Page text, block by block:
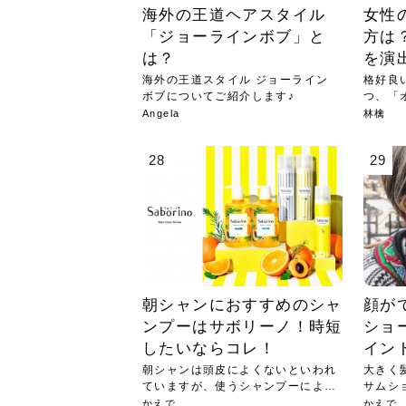
海外の王道ヘアスタイル
「ジョーラインボブ」と
は？
海外の王道スタイル ジョーライン
ボブについてご紹介します♪
Angela
女性
方は
を演
格好良
つ、「
プ...
林檎
28
朝シャンにおすすめのシャ
ンプーはサボリーノ！時短
したいならコレ！
朝シャンは頭皮によくないといわれ
ていますが、使うシャンプーによっ
ては...
かえで
29
顔が
ショ
イン
大きく
サムシ
のよ...
かえで